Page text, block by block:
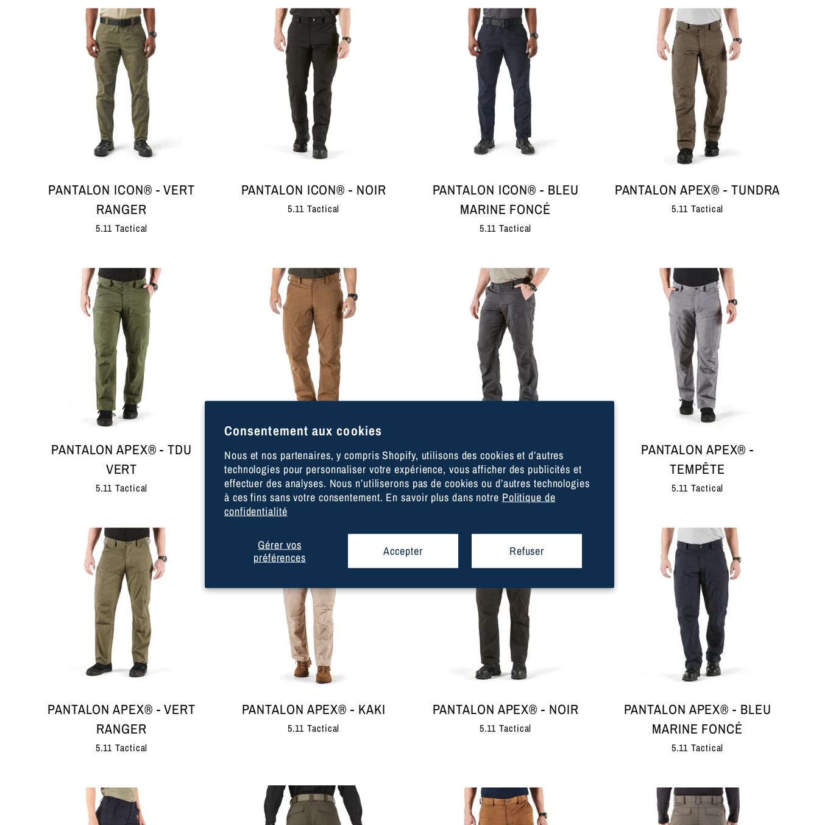
Consentement aux cookies
Nous et nos partenaires, y compris Shopify, utilisons des cookies et d’autres
technologies pour personnaliser votre expérience, vous afficher des publicités et
effectuer des analyses. Nous n’utiliserons pas de cookies ou d’autres technologies
à ces fins sans votre consentement. En savoir plus dans notre Politique de
confidentialité
Gérer vos
préférences
Accepter Refuser
PANTALON ICON® - VERT
RANGER
5.11 Tactical
PANTALON ICON® - NOIR
5.11 Tactical
PANTALON ICON® - BLEU
MARINE FONCÉ
5.11 Tactical
PANTALON APEX® - TUNDRA
5.11 Tactical
PANTALON APEX® - TDU
VERT
5.11 Tactical
PANTALON APEX® -
MARRON BATAILLE
5.11 Tactical
PANTALON APEX® -
VOLCANIC
5.11 Tactical
PANTALON APEX® -
TEMPÊTE
5.11 Tactical
PANTALON APEX® - VERT
RANGER
5.11 Tactical
PANTALON APEX® - KAKI
5.11 Tactical
PANTALON APEX® - NOIR
5.11 Tactical
PANTALON APEX® - BLEU
MARINE FONCÉ
5.11 Tactical